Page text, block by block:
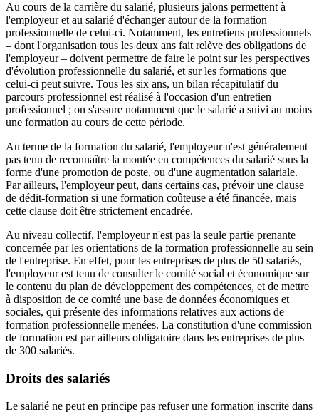
Au cours de la carrière du salarié, plusieurs jalons permettent à
l'employeur et au salarié d'échanger autour de la formation
professionnelle de celui-ci. Notamment, les entretiens professionnels
– dont l'organisation tous les deux ans fait relève des obligations de
l'employeur – doivent permettre de faire le point sur les perspectives
d'évolution professionnelle du salarié, et sur les formations que
celui-ci peut suivre. Tous les six ans, un bilan récapitulatif du
parcours professionnel est réalisé à l'occasion d'un entretien
professionnel ; on s'assure notamment que le salarié a suivi au moins
une formation au cours de cette période.
Au terme de la formation du salarié, l'employeur n'est généralement
pas tenu de reconnaître la montée en compétences du salarié sous la
forme d'une promotion de poste, ou d'une augmentation salariale.
Par ailleurs, l'employeur peut, dans certains cas, prévoir une clause
de dédit-formation si une formation coûteuse a été financée, mais
cette clause doit être strictement encadrée.
Au niveau collectif, l'employeur n'est pas la seule partie prenante
concernée par les orientations de la formation professionnelle au sein
de l'entreprise. En effet, pour les entreprises de plus de 50 salariés,
l'employeur est tenu de consulter le comité social et économique sur
le contenu du plan de développement des compétences, et de mettre
à disposition de ce comité une base de données économiques et
sociales, qui présente des informations relatives aux actions de
formation professionnelle menées. La constitution d'une commission
de formation est par ailleurs obligatoire dans les entreprises de plus
de 300 salariés.
Droits des salariés
Le salarié ne peut en principe pas refuser une formation inscrite dans